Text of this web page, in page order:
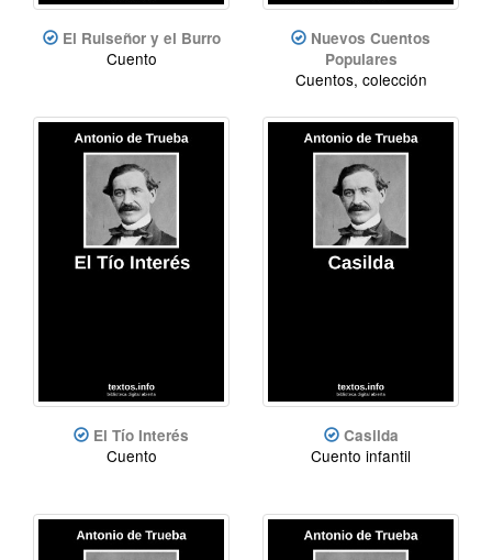
El Ruiseñor y el Burro
Cuento
Nuevos Cuentos
Populares
Cuentos, colección
El Tío Interés
Cuento
Casilda
Cuento infantil